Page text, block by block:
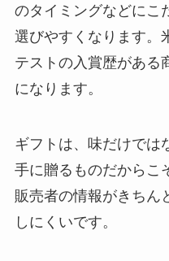
のタイミングなどにこ
選びやすくなります。
テストの入賞歴がある
になります。
ギフトは、味だけでは
手に贈るものだからこ
販売者の情報がきちん
しにくいです。